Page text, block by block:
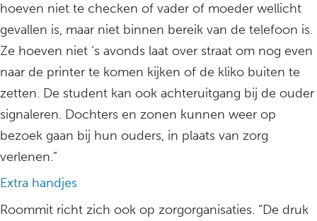
hoeven niet te checken of vader of moeder wellicht
gevallen is, maar niet binnen bereik van de telefoon is.
Ze hoeven niet ‘s avonds laat over straat om nog even
naar de printer te komen kijken of de kliko buiten te
zetten. De student kan ook achteruitgang bij de ouder
signaleren. Dochters en zonen kunnen weer op
bezoek gaan bij hun ouders, in plaats van zorg
verlenen.”
Extra handjes
Roommit richt zich ook op zorgorganisaties. “De druk